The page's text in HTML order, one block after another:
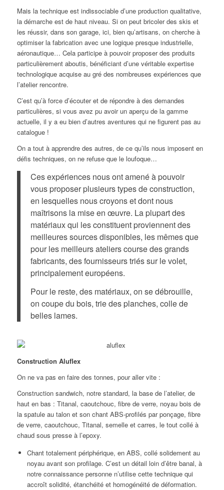
Mais la technique est indissociable d’une production qualitative,
la démarche est de haut niveau. Si on peut bricoler des skis et
les réussir, dans son garage, ici, bien qu’artisans, on cherche à
optimiser la fabrication avec une logique presque industrielle,
aéronautique… Cela participe à pouvoir proposer des produits
particulièrement aboutis, bénéficiant d’une véritable expertise
technologique acquise au gré des nombreuses expériences que
l’atelier rencontre.
C’est qu’à force d’écouter et de répondre à des demandes
particulières, si vous avez pu avoir un aperçu de la gamme
actuelle, il y a eu bien d’autres aventures qui ne figurent pas au
catalogue !
On a tout à apprendre des autres, de ce qu’ils nous imposent en
défis techniques, on ne refuse que le loufoque…
Ces expériences nous ont amené à pouvoir
vous proposer plusieurs types de construction,
en lesquelles nous croyons et dont nous
maîtrisons la mise en œuvre. La plupart des
matériaux qui les constituent proviennent des
meilleures sources disponibles, les mêmes que
pour les meilleurs ateliers course des grands
fabricants, des fournisseurs triés sur le volet,
principalement européens.
Pour le reste, des matériaux, on se débrouille,
on coupe du bois, trie des planches, colle de
belles lames.
Construction Aluflex
On ne va pas en faire des tonnes, pour aller vite :
Construction sandwich, notre standard, la base de l’atelier, de
haut en bas : Titanal, caoutchouc, fibre de verre, noyau bois de
la spatule au talon et son chant ABS-profilés par ponçage, fibre
de verre, caoutchouc, Titanal, semelle et carres, le tout collé à
chaud sous presse à l’epoxy.
Chant totalement périphérique, en ABS, collé solidement au
noyau avant son profilage. C’est un détail loin d’être banal, à
notre connaissance personne n’utilise cette technique qui
accroît solidité, étanchéité et homogénéité de déformation.